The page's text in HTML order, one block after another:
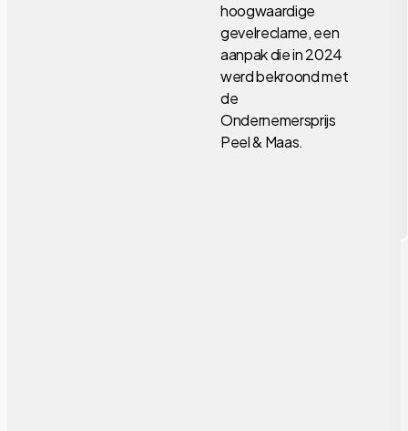
hoogwaardige
gevelreclame, een
aanpak die in 2024
werd bekroond met
de
Ondernemersprijs
Peel & Maas.